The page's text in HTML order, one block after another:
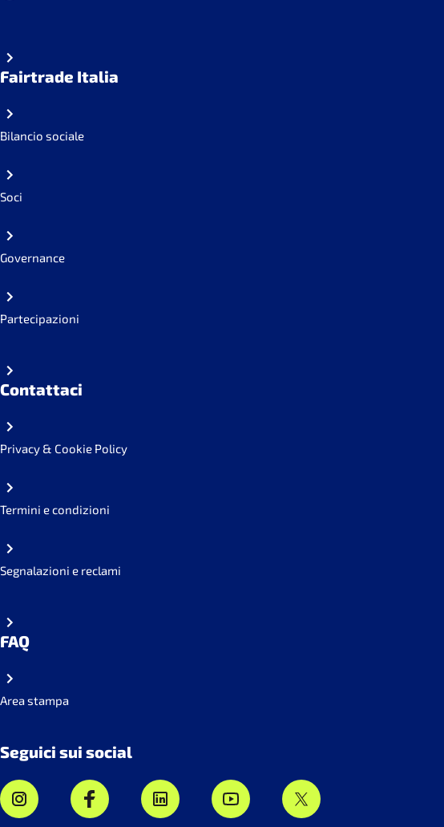
Fairtrade Italia
Bilancio sociale
Soci
Governance
Partecipazioni
Contattaci
Privacy & Cookie Policy
Termini e condizioni
Segnalazioni e reclami
FAQ
Area stampa
Seguici sui social